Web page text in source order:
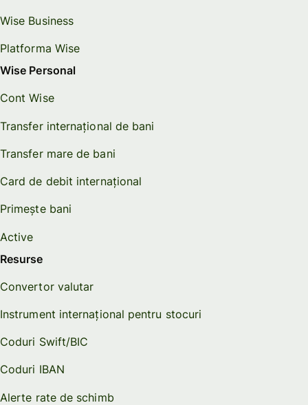
Wise Business
Platforma Wise
Wise Personal
Cont Wise
Transfer internațional de bani
Transfer mare de bani
Card de debit internațional
Primește bani
Active
Resurse
Convertor valutar
Instrument internațional pentru stocuri
Coduri Swift/BIC
Coduri IBAN
Alerte rate de schimb